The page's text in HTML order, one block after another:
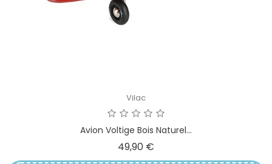
Vilac
Avion Voltige Bois Naturel...
49,90 €